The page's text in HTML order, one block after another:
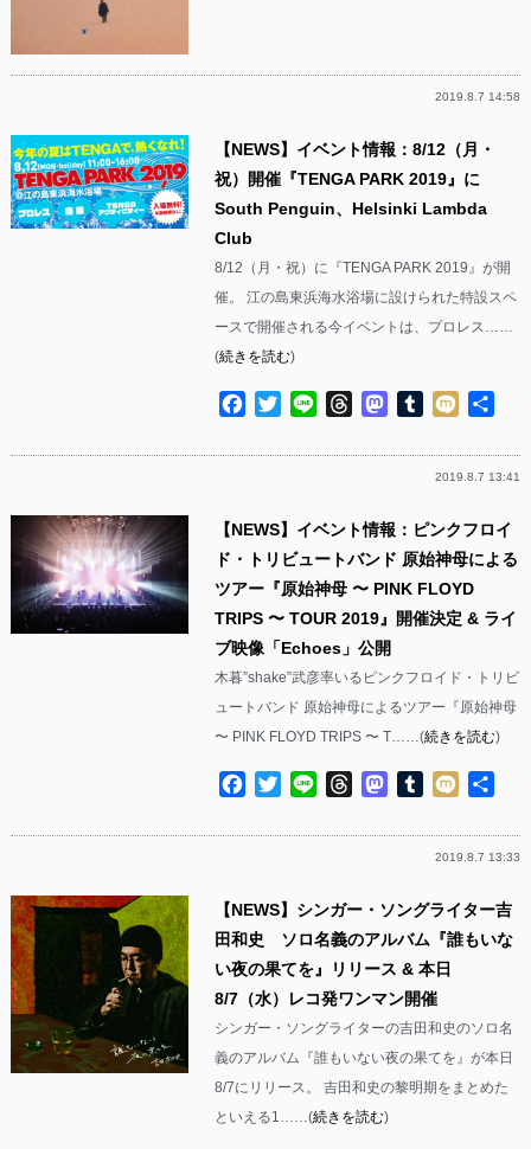
2019.8.7 14:58
【NEWS】イベント情報：8/12（月・
祝）開催『TENGA PARK 2019』に
South Penguin、Helsinki Lambda
Club
8/12（月・祝）に『TENGA PARK 2019』が開
催。 江の島東浜海水浴場に設けられた特設スペ
ースで開催される今イベントは、プロレス……
(続きを読む)
Facebook
TwitterLine ThreadsMastodon
Tumblr
Mixi
2019.8.7 13:41
【NEWS】イベント情報：ピンクフロイ
ド・トリビュートバンド 原始神母による
ツアー『原始神母 〜 PINK FLOYD
TRIPS 〜 TOUR 2019』開催決定 & ライ
ブ映像「Echoes」公開
木暮”shake”武彦率いるピンクフロイド・トリビ
ュートバンド 原始神母によるツアー『原始神母
〜 PINK FLOYD TRIPS 〜 T……(続きを読む)
Facebook
TwitterLine ThreadsMastodon
Tumblr
Mixi
2019.8.7 13:33
【NEWS】シンガー・ソングライター吉
田和史 ソロ名義のアルバム『誰もいな
い夜の果てを』リリース & 本日
8/7（水）レコ発ワンマン開催
シンガー・ソングライターの吉田和史のソロ名
義のアルバム『誰もいない夜の果てを』が本日
8/7にリリース。 吉田和史の黎明期をまとめた
といえる1……(続きを読む)